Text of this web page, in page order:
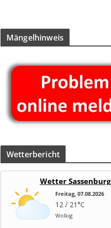
Män­gel­hin­weis
Wet­ter­be­richt
Wetter Sassenburg
Freitag, 07.08.2026
12 / 21°C
Wolkig